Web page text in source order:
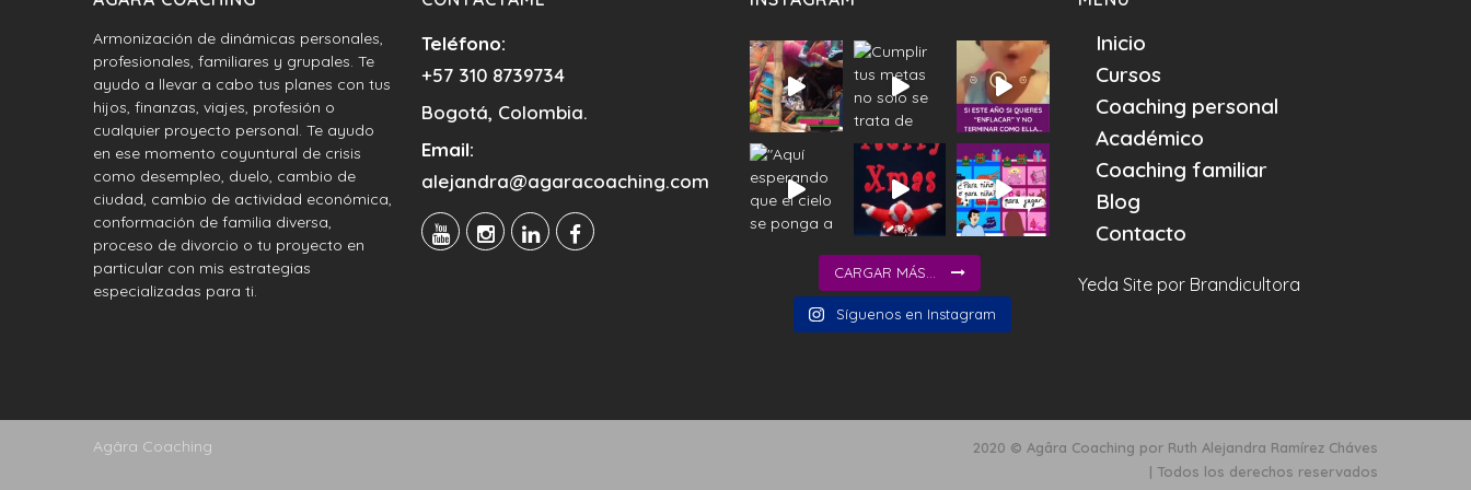
Armonización de dinámicas personales,
profesionales, familiares y grupales. Te
ayudo a llevar a cabo tus planes con tus
hijos, finanzas, viajes, profesión o
cualquier proyecto personal. Te ayudo
en ese momento coyuntural de crisis
como desempleo, duelo, cambio de
ciudad, cambio de actividad económica,
conformación de familia diversa,
proceso de divorcio o tu proyecto en
particular con mis estrategias
especializadas para ti.
Teléfono:
+57 310 8739734
Bogotá, Colombia.
Email:
alejandra@agaracoaching.com
CARGAR MÁS...
Síguenos en Instagram
Inicio
Cursos
Coaching personal
Académico
Coaching familiar
Blog
Contacto
Yeda Site por Brandicultora
Agâra Coaching
2020 © Agâra Coaching por Ruth Alejandra Ramírez Cháves
| Todos los derechos reservados